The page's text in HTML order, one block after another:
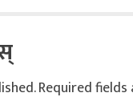
Required